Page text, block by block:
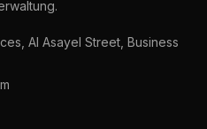
Al Asayel Street, Business